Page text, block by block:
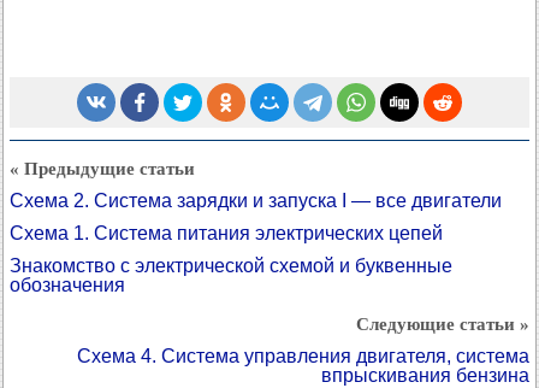
« Предыдущие статьи
Схема 2. Система зарядки и запуска I — все двигатели
Схема 1. Система питания электрических цепей
Знакомство с электрической схемой и буквенные
обозначения
Следующие статьи »
Схема 4. Система управления двигателя, система
впрыскивания бензина